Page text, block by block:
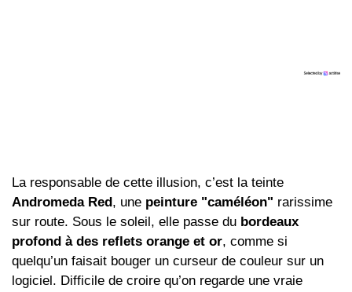
La responsable de cette illusion, c’est la teinte
Andromeda Red , une peinture "caméléon" rarissime
sur route. Sous le soleil, elle passe du bordeaux
profond à des reflets orange et or, comme si
quelqu’un faisait bouger un curseur de couleur sur un
logiciel. Difficile de croire qu’on regarde une vraie